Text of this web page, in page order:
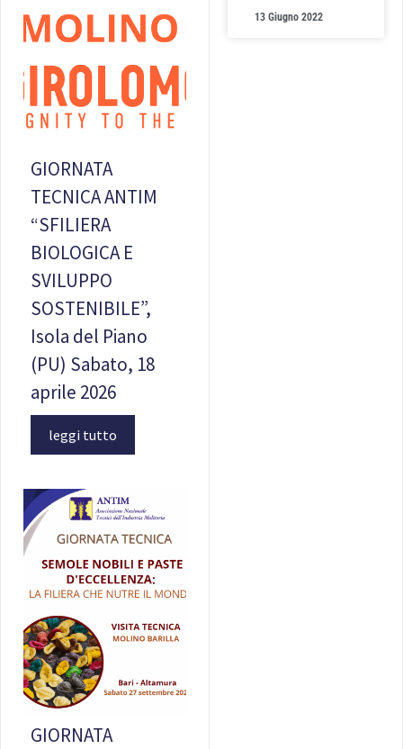
GIORNATA
TECNICA ANTIM
“SFILIERA
BIOLOGICA E
SVILUPPO
SOSTENIBILE”,
Isola del Piano
(PU) Sabato, 18
aprile 2026
leggi tutto
GIORNATA
13 Giugno 2022